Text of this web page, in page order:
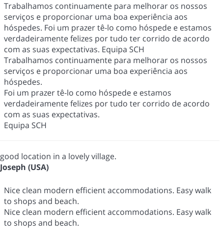
Trabalhamos continuamente para melhorar os nossos
serviços e proporcionar uma boa experiência aos
hóspedes. Foi um prazer tê-lo como hóspede e estamos
verdadeiramente felizes por tudo ter corrido de acordo
com as suas expectativas. Equipa SCH
Trabalhamos continuamente para melhorar os nossos
serviços e proporcionar uma boa experiência aos
hóspedes.
Foi um prazer tê-lo como hóspede e estamos
verdadeiramente felizes por tudo ter corrido de acordo
com as suas expectativas.
Equipa SCH
good location in a lovely village.
Joseph (USA)
Nice clean modern efficient accommodations. Easy walk
to shops and beach.
Nice clean modern efficient accommodations. Easy walk
to shops and beach.